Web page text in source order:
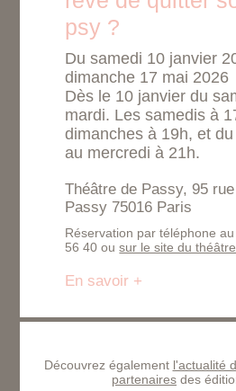
psy ?
Du samedi 10 janvier
dimanche 17 mai 2026
Dès le 10 janvier du
mardi. Les samedis à
dimanches à 19h, et
au mercredi à 21h.
Théâtre de Passy, 95
Passy 75016 Paris
Réservation par téléphone
56 40 ousur le site du théâtre
En savoir +
Découvrez également l'actualité
partenaires des